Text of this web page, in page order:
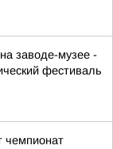
заводе-музее -
фестиваль
чемпионат